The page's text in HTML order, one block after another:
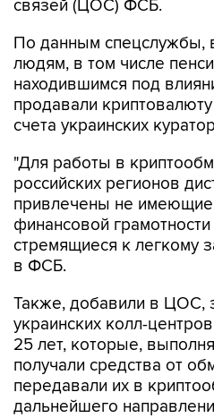
связей (ЦОС) ФСБ.
По данным спецслужбы,
людям, в том числе
находившимся под
продавали
счета украинских
"Для работы в
российских регионов
привлечены не имеющие
финансовой
стремящиеся к легкому
в ФСБ.
Также, добавили в ЦОС,
украинских колл-
25 лет, которые,
получали средства от
передавали их в
дальнейшего